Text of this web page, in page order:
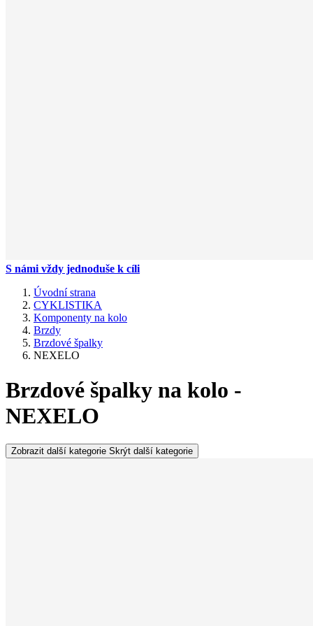
S námi vždy jednoduše k cíli
Úvodní strana
CYKLISTIKA
Komponenty na kolo
Brzdy
Brzdové špalky
NEXELO
Brzdové špalky na kolo -
NEXELO
Zobrazit další kategorie Skrýt další kategorie